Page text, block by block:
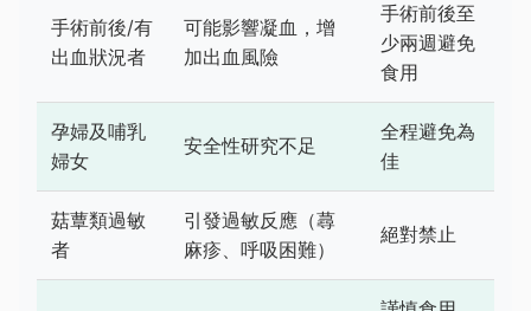
手術前後/有
出血狀況者
可能影響凝血，增
加出血風險
手術前後至
少兩週避免
食用
孕婦及哺乳
婦女
安全性研究不足
全程避免為
佳
菇蕈類過敏
者
引發過敏反應（蕁
麻疹、呼吸困難）
絕對禁止